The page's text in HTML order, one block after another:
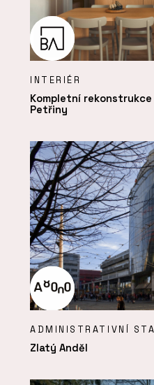
INTERIÉR
Kompletní
Petřiny
ADMINISTRATIVNÍ
Zlatý Anděl